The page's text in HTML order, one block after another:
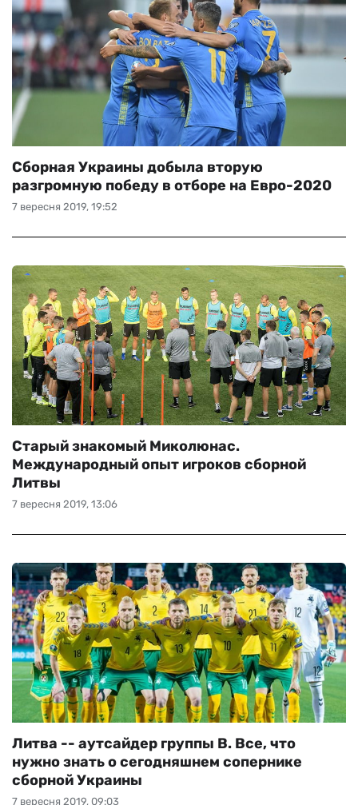
7 вересня 2019, 19:52
Сборная Украины добыла вторую
разгромную победу в отборе на Евро-2020
7 вересня 2019, 13:06
Старый знакомый Миколюнас.
Международный опыт игроков сборной
Литвы
7 вересня 2019, 09:03
Литва -- аутсайдер группы В. Все, что
нужно знать о сегодняшнем сопернике
сборной Украины